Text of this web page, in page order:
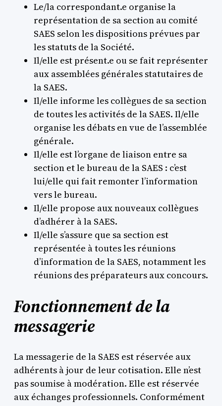
Le/la correspondant.e organise la
représentation de sa section au comité
SAES selon les dispositions prévues par
les statuts de la Société.
Il/elle est présent.e ou se fait représenter
aux assemblées générales statutaires de
la SAES.
Il/elle informe les collègues de sa section
de toutes les activités de la SAES. Il/elle
organise les débats en vue de l’assemblée
générale.
Il/elle est l’organe de liaison entre sa
section et le bureau de la SAES : c’est
lui/elle qui fait remonter l’information
vers le bureau.
Il/elle propose aux nouveaux collègues
d’adhérer à la SAES.
Il/elle s’assure que sa section est
représentée à toutes les réunions
d’information de la SAES, notamment les
réunions des préparateurs aux concours.
Fonctionnement de la
messagerie
La messagerie de la SAES est réservée aux
adhérents à jour de leur cotisation. Elle n’est
pas soumise à modération. Elle est réservée
aux échanges professionnels. Conformément